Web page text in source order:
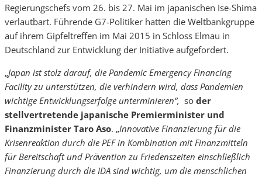
Regierungschefs vom 26. bis 27. Mai im japanischen Ise-Shima
verlautbart. Führende G7-Politiker hatten die Weltbankgruppe
auf ihrem Gipfeltreffen im Mai 2015 in Schloss Elmau in
Deutschland zur Entwicklung der Initiative aufgefordert.
„Japan ist stolz darauf, die Pandemic Emergency Financing
Facility zu unterstützen, die verhindern wird, dass Pandemien
wichtige Entwicklungserfolge unterminieren“, so der
stellvertretende japanische Premierminister und
Finanzminister Taro Aso. „Innovative Finanzierung für die
Krisenreaktion durch die PEF in Kombination mit Finanzmitteln
für Bereitschaft und Prävention zu Friedenszeiten einschließlich
Finanzierung durch die IDA sind wichtig, um die menschlichen